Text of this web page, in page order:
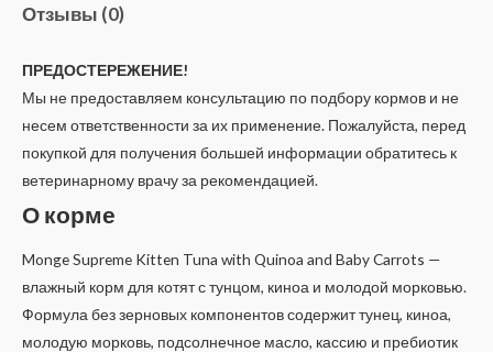
Отзывы (0)
ПРЕДОСТЕРЕЖЕНИЕ!
Мы не предоставляем консультацию по подбору кормов и не
несем ответственности за их применение. Пожалуйста, перед
покупкой для получения большей информации обратитесь к
ветеринарному врачу за рекомендацией.
О корме
Monge Supreme Kitten Tuna with Quinoa and Baby Carrots —
влажный корм для котят с тунцом, киноа и молодой морковью.
Формула без зерновых компонентов содержит тунец, киноа,
молодую морковь, подсолнечное масло, кассию и пребиотик